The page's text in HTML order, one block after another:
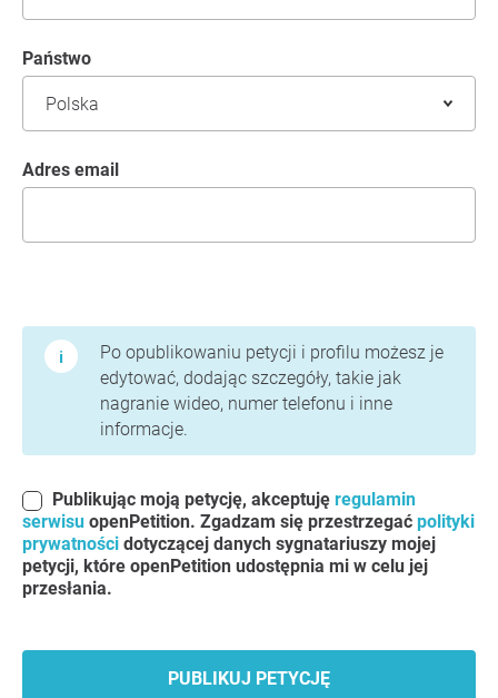
Państwo
Adres email
Po opublikowaniu petycji i profilu możesz je
edytować, dodając szczegóły, takie jak
nagranie wideo, numer telefonu i inne
informacje.
Publikując moją petycję, akceptuję regulamin
serwisu openPetition. Zgadzam się przestrzegać polityki
prywatności dotyczącej danych sygnatariuszy mojej
petycji, które openPetition udostępnia mi w celu jej
przesłania.
PUBLIKUJ PETYCJĘ